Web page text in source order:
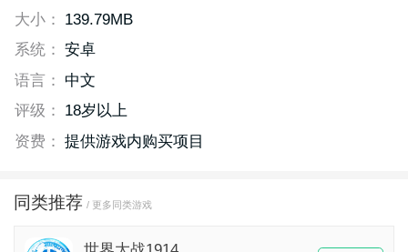
大小：
139.79MB
系统： 安卓
语言：
中文
评级：
18岁以上
资费： 提供游戏内购买项目
同类推荐 / 更多同类游戏